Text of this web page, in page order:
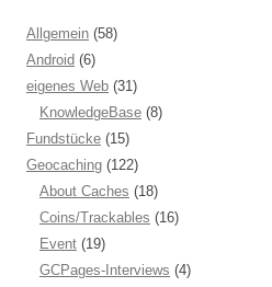
Allgemein (58)
Android (6)
eigenes Web (31)
KnowledgeBase (8)
Fundstücke (15)
Geocaching (122)
About Caches (18)
Coins/Trackables (16)
Event (19)
GCPages-Interviews (4)